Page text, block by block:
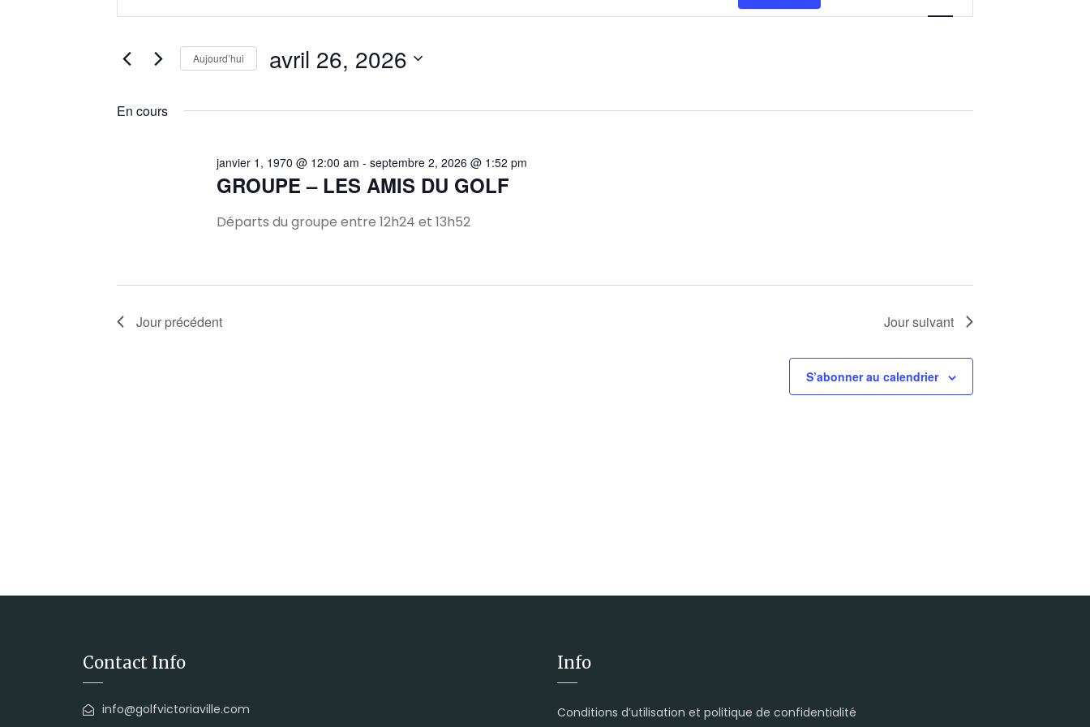
navigation
de
Évènements
Rechercher
Évènements
mot-
de
Évènement
Aujourd’hui avril 26, 2026
En cours
GROUPE – LES AMIS DU GOLF
janvier 1, 1970 @ 12:00 am - septembre 2, 2026 @ 1:52 pm
Départs du groupe entre 12h24 et 13h52
Jour précédent Jour suivant
S’abonner au calendrier
Contact Info
info@golfvictoriaville.com
Info
Conditions d’utilisation et politique de confidentialité